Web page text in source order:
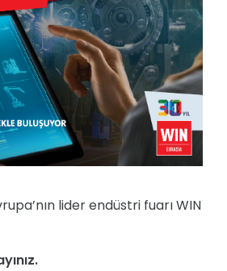
lider endüstri fuarı WIN